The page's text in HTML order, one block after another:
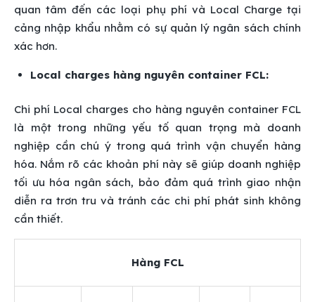
quan tâm đến các loại phụ phí và Local Charge tại
cảng nhập khẩu nhằm có sự quản lý ngân sách chính
xác hơn.
Local charges hàng nguyên container FCL:
Chi phí Local charges cho hàng nguyên container FCL
là một trong những yếu tố quan trọng mà doanh
nghiệp cần chú ý trong quá trình vận chuyển hàng
hóa. Nắm rõ các khoản phí này sẽ giúp doanh nghiệp
tối ưu hóa ngân sách, bảo đảm quá trình giao nhận
diễn ra trơn tru và tránh các chi phí phát sinh không
cần thiết.
Hàng FCL